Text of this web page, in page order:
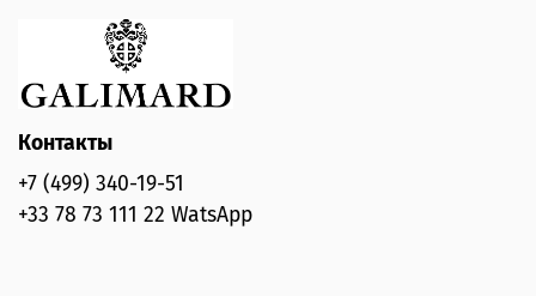
Контакты
+7 (499) 340-19-51
+33 78 73 111 22 WatsApp